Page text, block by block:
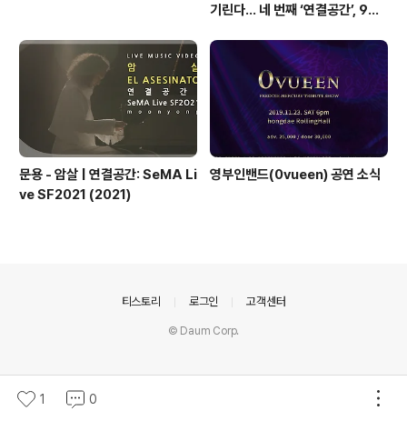
기린다… 네 번째 ‘연결공간’, 9월
문용 - 암살 | 연결공간: SeMA Li
ve SF2021 (2021)
영부인밴드(0vueen) 공연 소식
1 0
티스토리 로그인 고객센터
© Daum Corp.